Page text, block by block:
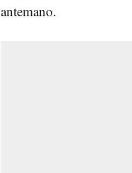
antemano.